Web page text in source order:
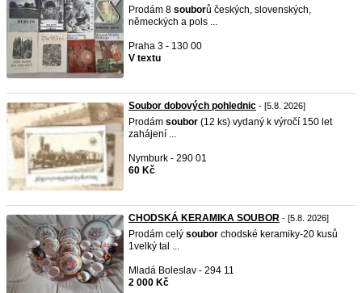
Prodám 8 souborů českých, slovenských,
německých a pols ...
Praha 3 - 130 00
V textu
Soubor dobových pohlednic - [5.8. 2026]
Prodám soubor (12 ks) vydaný k výročí 150 let
zahájení ...
Nymburk - 290 01
60 Kč
CHODSKÁ KERAMIKA SOUBOR - [5.8. 2026]
Prodám celý soubor chodské keramiky-20 kusů
1velký tal ...
Mladá Boleslav - 294 11
2 000 Kč